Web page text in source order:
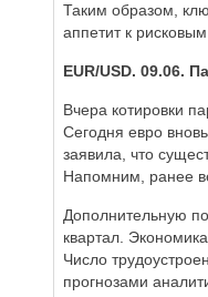
Таким образом,
аппетит к рисковым
EUR/USD. 09.06.
Вчера котировки
Сегодня евро
заявила, что
Напомним, ранее
Дополнительную
квартал.
Число
прогнозами